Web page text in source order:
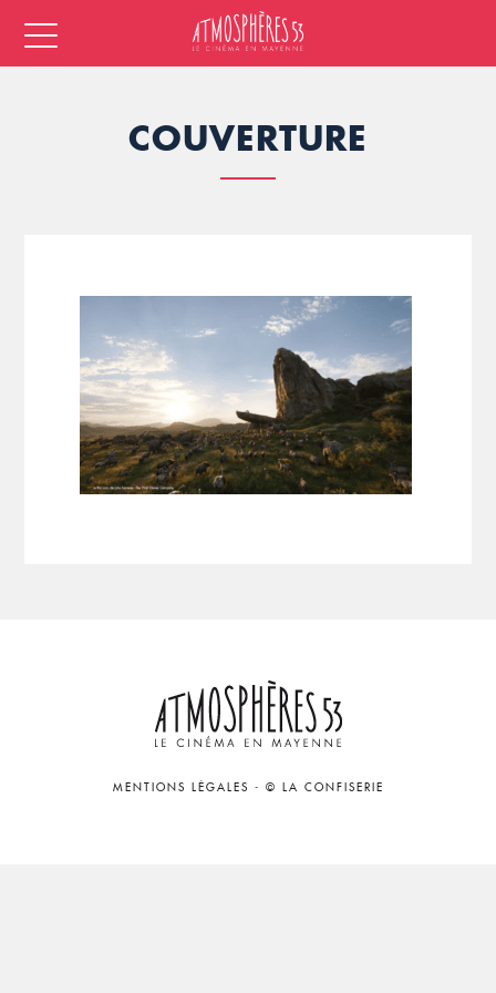
COUVERTURE
MENTIONS LÉGALES - © LA CONFISERIE